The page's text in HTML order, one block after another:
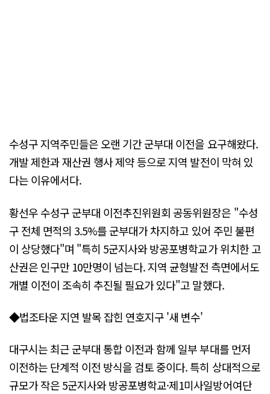
수성구 지역주민들은 오랜 기간 군부대 이전을 요구해왔다.
개발 제한과 재산권 행사 제약 등으로 지역 발전이 막혀 있
다는 이유에서다.
황선우 수성구 군부대 이전추진위원회 공동위원장은 "수성
구 전체 면적의 3.5%를 군부대가 차지하고 있어 주민 불편
이 상당했다"며 "특히 5군지사와 방공포병학교가 위치한 고
산권은 인구만 10만명이 넘는다. 지역 균형발전 측면에서도
개별 이전이 조속히 추진될 필요가 있다"고 말했다.
◆법조타운 지연 발목 잡힌 연호지구 '새 변수'
대구시는 최근 군부대 통합 이전과 함께 일부 부대를 먼저
이전하는 단계적 이전 방식을 검토 중이다. 특히 상대적으로
규모가 작은 5군지사와 방공포병학교·제1미사일방어여단